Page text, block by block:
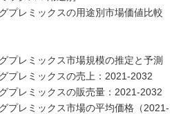
プレミックスの用途別市場価値比較
プレミックス市場規模の推定と予測
プレミックスの売上：2021-2032
プレミックスの販売量：2021-2032
プレミックス市場の平均価格（2021-